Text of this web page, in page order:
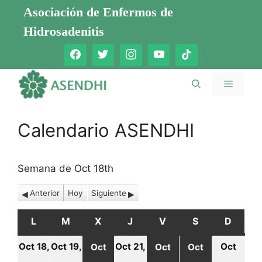
Saltar
contenido
Asociación de Enfermos de
Hidrosadenitis
Menú
Calendario ASENDHI
Semana de Oct 18th
Anterior Hoy Siguiente
L LUNES
M MARTES
X MIÉRCOLES
J JUEVES
V VIERNES
S SÁBADO
D
Oct 18,Oct 19,
Oct
Oct 21,
Oct
Oct
Oct